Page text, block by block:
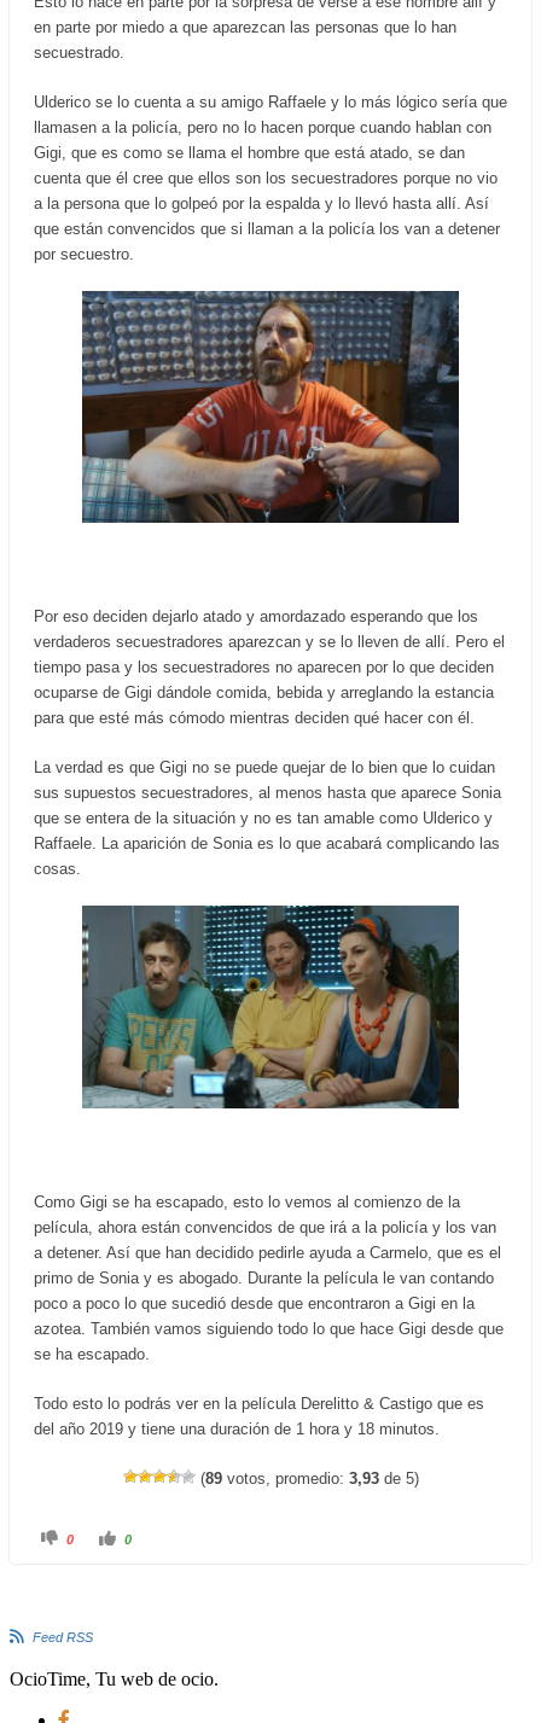
en parte por miedo a que aparezcan las personas que lo han
secuestrado.
Ulderico se lo cuenta a su amigo Raffaele y lo más lógico sería que
llamasen a la policía, pero no lo hacen porque cuando hablan con
Gigi, que es como se llama el hombre que está atado, se dan
cuenta que él cree que ellos son los secuestradores porque no vio
a la persona que lo golpeó por la espalda y lo llevó hasta allí. Así
que están convencidos que si llaman a la policía los van a detener
por secuestro.
Por eso deciden dejarlo atado y amordazado esperando que los
verdaderos secuestradores aparezcan y se lo lleven de allí. Pero el
tiempo pasa y los secuestradores no aparecen por lo que deciden
ocuparse de Gigi dándole comida, bebida y arreglando la estancia
para que esté más cómodo mientras deciden qué hacer con él.
La verdad es que Gigi no se puede quejar de lo bien que lo cuidan
sus supuestos secuestradores, al menos hasta que aparece Sonia
que se entera de la situación y no es tan amable como Ulderico y
Raffaele. La aparición de Sonia es lo que acabará complicando las
cosas.
Como Gigi se ha escapado, esto lo vemos al comienzo de la
película, ahora están convencidos de que irá a la policía y los van
a detener. Así que han decidido pedirle ayuda a Carmelo, que es el
primo de Sonia y es abogado. Durante la película le van contando
poco a poco lo que sucedió desde que encontraron a Gigi en la
azotea. También vamos siguiendo todo lo que hace Gigi desde que
se ha escapado.
Todo esto lo podrás ver en la película Derelitto & Castigo que es
del año 2019 y tiene una duración de 1 hora y 18 minutos.
(89votos, promedio: 3,93de 5)
C
t
m
s
0
C
m
0
Feed RSS
OcioTime, Tu web de ocio.